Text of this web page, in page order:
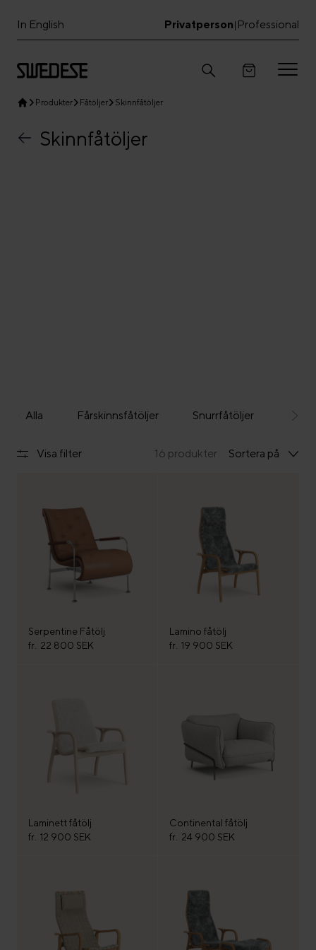
In English Privatperson| Professional
Produkter Fåtöljer Skinnfåtöljer
Skinnfåtöljer
Visa filter
Alla Fårskinnsfåtöljer Snurrfåtöljer
16 produkter Sortera på
Serpentine Fåtölj
fr. 22 800 SEK
Lamino fåtölj
fr. 19 900 SEK
Laminett fåtölj
fr. 12 900 SEK
Continental fåtölj
fr. 24 900 SEK